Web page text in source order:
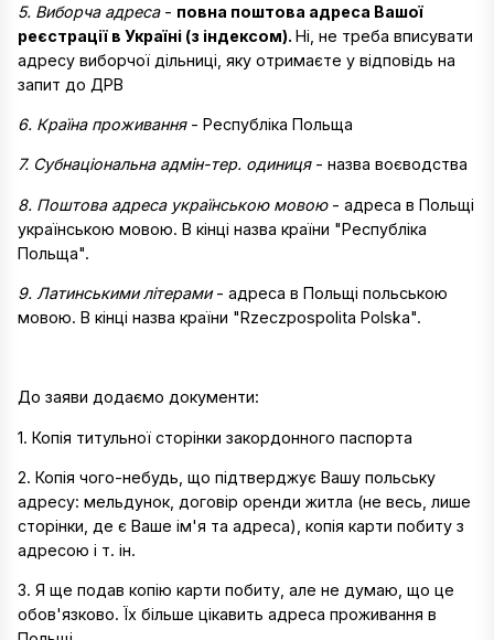
5. Виборча адреса- повна поштова адреса Вашої
реєстрації в Україні (з індексом). Ні, не треба вписувати
адресу виборчої дільниці, яку отримаєте у відповідь на
запит до ДРВ
6. Країна проживання- Республіка Польща
7. Субнаціональна адмін-тер. одиниця- назва воєводства
8. Поштова адреса українською мовою- адреса в Польщі
українською мовою. В кінці назва країни "Республіка
Польща".
9. Латинськими літерами- адреса в Польщі польською
мовою. В кінці назва країни "Rzeczpospolita Polska".
До заяви додаємо документи:
1. Копія титульної сторінки закордонного паспорта
2. Копія чого-небудь, що підтверджує Вашу польську
адресу: мельдунок, договір оренди житла (не весь, лише
сторінки, де є Ваше ім'я та адреса), копія карти побиту з
адресою і т. ін.
3. Я ще подав копію карти побиту, але не думаю, що це
обов'язково. Їх більше цікавить адреса проживання в